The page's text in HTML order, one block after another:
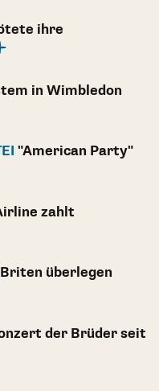
ihre
in Wimbledon
"American Party"
zahlt
Briten überlegen
der Brüder seit